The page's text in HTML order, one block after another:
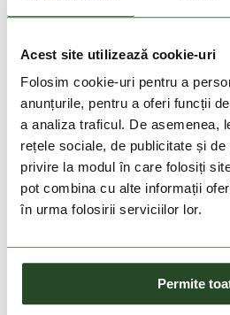
Acest site utilizează cookie-uri
Folosim cookie-uri pentru a
anunțurile, pentru a oferi funcții
a analiza traficul. De asemenea,
rețele sociale, de publicitate și
privire la modul în care folosiți
pot combina cu alte informații
în urma folosirii serviciilor lor.
Permite
BARTS
89 Lei 53 Lei